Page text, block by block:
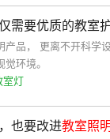
需要优质的教室护
产品， 更离不开科学
环境。
室灯
也要改进教室照明